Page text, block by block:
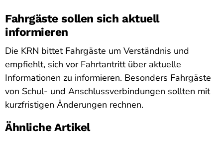
Fahrgäste sollen sich aktuell
informieren
Die KRN bittet Fahrgäste um Verständnis und
empfiehlt, sich vor Fahrtantritt über aktuelle
Informationen zu informieren. Besonders Fahrgäste
von Schul- und Anschlussverbindungen sollten mit
kurzfristigen Änderungen rechnen.
Ähnliche Artikel